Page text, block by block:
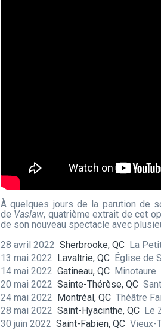
À quelques jours de la parution de
de Vaslaw, quatrième extrait de cet
de son nouveau spectacle avec
28 avril 2022 Sherbrooke, QC La
13 mai 2022 Lavaltrie, QC Église de
14 mai 2022 Gatineau, QC Minotaure
20 mai 2022 Sainte-Thérèse, QC
24 mai 2022 Montréal, QC Théâtre
28 mai 2022 Saint-Hyacinthe, QC Le
30 juin 2022 Saint-Fabien, QC Vieux-